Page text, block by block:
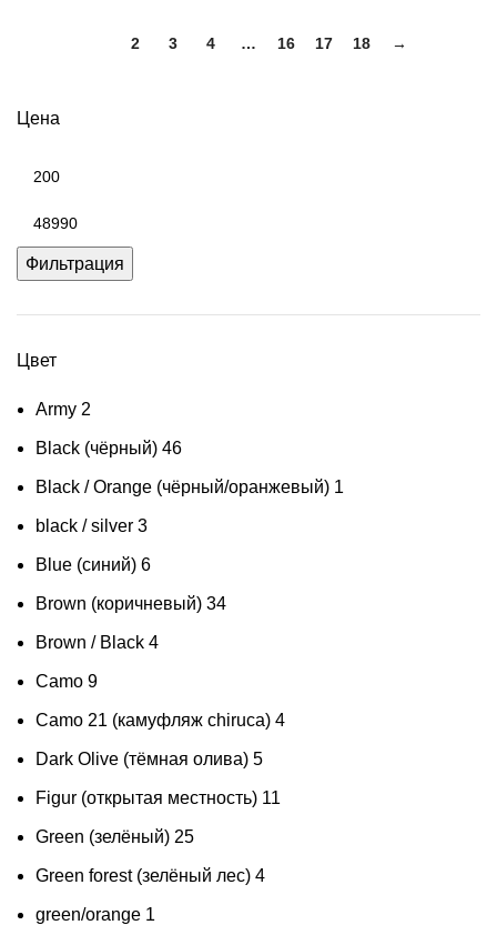
Цена
Фильтрация
Цвет
Army 2
Black (чёрный) 46
Black / Orange (чёрный/оранжевый) 1
black / silver 3
Blue (синий) 6
Brown (коричневый) 34
Brown / Black 4
Camo 9
Camo 21 (камуфляж chiruca) 4
Dark Olive (тёмная олива) 5
Figur (открытая местность) 11
Green (зелёный) 25
Green forest (зелёный лес) 4
green/orange 1
2 3 4 … 16 17 18 →